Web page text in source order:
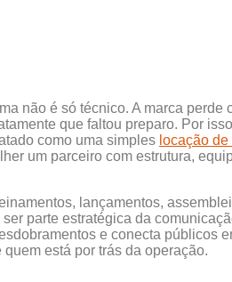
não é só técnico. A marca perde
que faltou preparo. Por
como uma simples locação
um parceiro com estrutura,
lançamentos,
parte estratégica da
e conecta públicos
está por trás da operação.